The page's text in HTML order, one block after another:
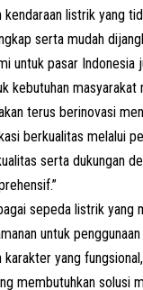
kendaraan listrik yang
serta mudah
untuk pasar Indonesia
kebutuhan masyarakat
terus berinovasi
berkualitas melalui
serta dukungan
sepeda listrik yang
untuk
yang
membutuhkan solusi